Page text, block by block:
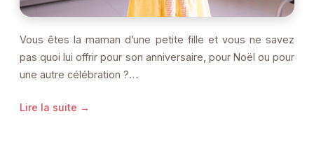
Vous êtes la maman d’une petite fille et vous ne savez
pas quoi lui offrir pour son anniversaire, pour Noël ou pour
une autre célébration ?…
Lire la suite →